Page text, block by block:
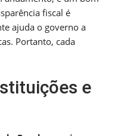
fiscal é
ajuda o governo a
Portanto, cada
e